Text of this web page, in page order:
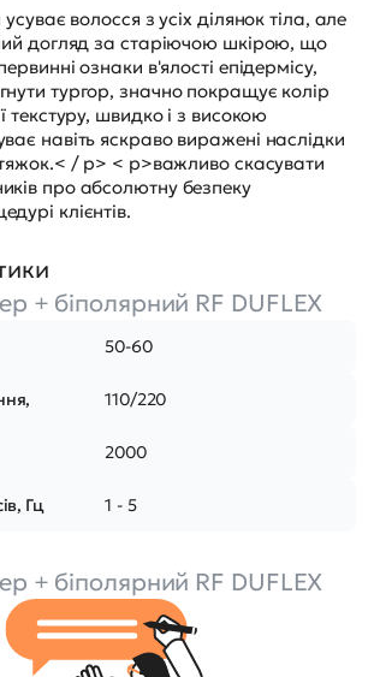
усуває волосся з усіх ділянок тіла, але
догляд за старіючою шкірою, що
ознаки в'ялості епідермісу,
тургор, значно покращує колір
текстуру, швидко і з високою
навіть яскраво виражені наслідки
/ p> < p>важливо скасувати
про абсолютну безпеку
клієнтів.
+ біполярний RF DUFLEX
50-60
110/220
2000
Гц 1 - 5
+ біполярний RF DUFLEX